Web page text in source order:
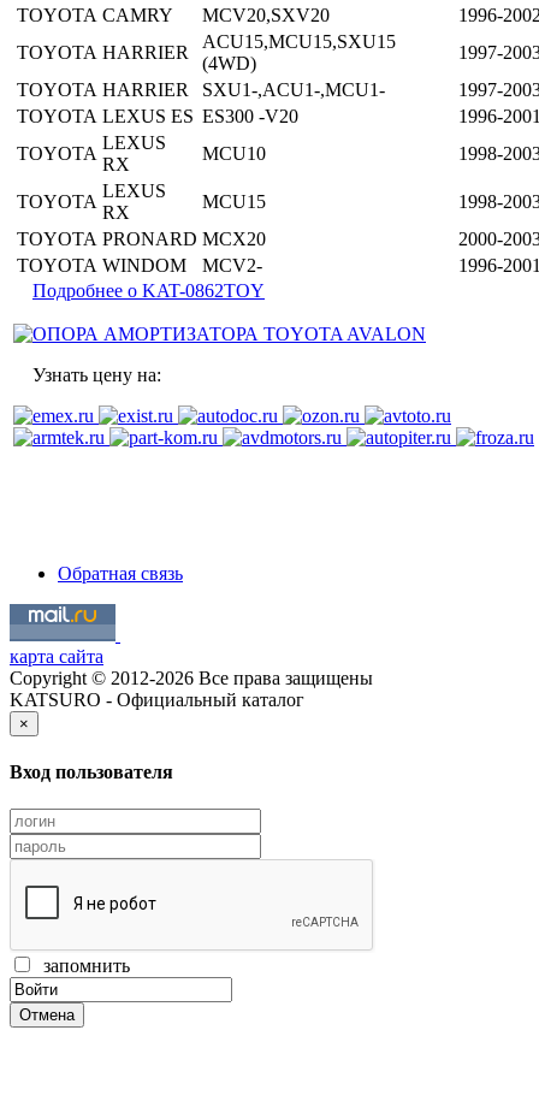
TOYOTA CAMRY MCV20,SXV20
1996-
TOYOTA HARRIER
ACU15,MCU15,SXU15
(4WD)
1997-
TOYOTA HARRIER SXU1-,ACU1-,MCU1-
1997-
TOYOTA LEXUS ES ES300 -V20
1996-
TOYOTA
LEXUS
RX
MCU10 1998-
TOYOTA
LEXUS
RX
MCU15
1998-
TOYOTA PRONARD MCX20
2000-
TOYOTA WINDOM MCV2-
1996-
Подробнее о KAT-0862TOY
Узнать цену на:
Обратная связь
карта сайта
Copyright © 2012-2026 Все права защищены
KATSURO - Официальный каталог
×
Вход пользователя
запомнить
Отмена